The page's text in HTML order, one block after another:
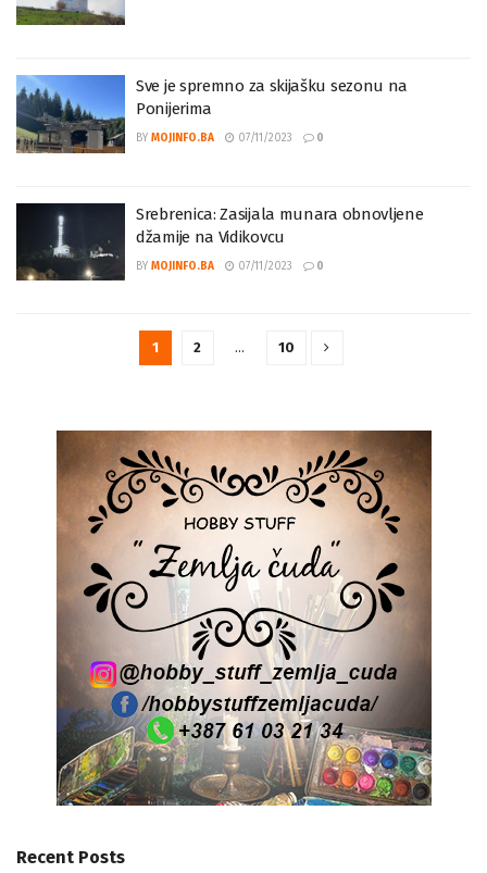
Sve je spremno za skijašku sezonu na
Ponijerima
BY MOJINFO.BA 07/11/2023 0
Srebrenica: Zasijala munara obnovljene
džamije na Vidikovcu
BY MOJINFO.BA 07/11/2023 0
1 2 … 10
Recent Posts